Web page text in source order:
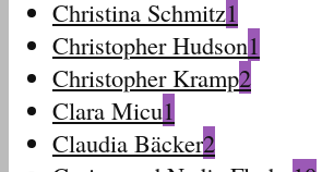
Christina Schmitz1
Christopher Hudson1
Christopher Kramp2
Clara Micu1
Claudia Bäcker2